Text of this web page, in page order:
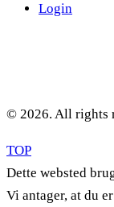
Login
© 2026. All rights
TOP
Dette websted
Vi antager, at du